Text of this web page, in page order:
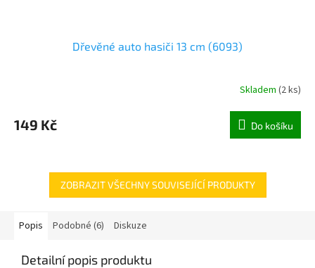
Dřevěné auto hasiči 13 cm (6093)
Skladem (2 ks)
149 Kč Do košíku
ZOBRAZIT VŠECHNY SOUVISEJÍCÍ PRODUKTY
Popis Podobné (6) Diskuze
Detailní popis produktu